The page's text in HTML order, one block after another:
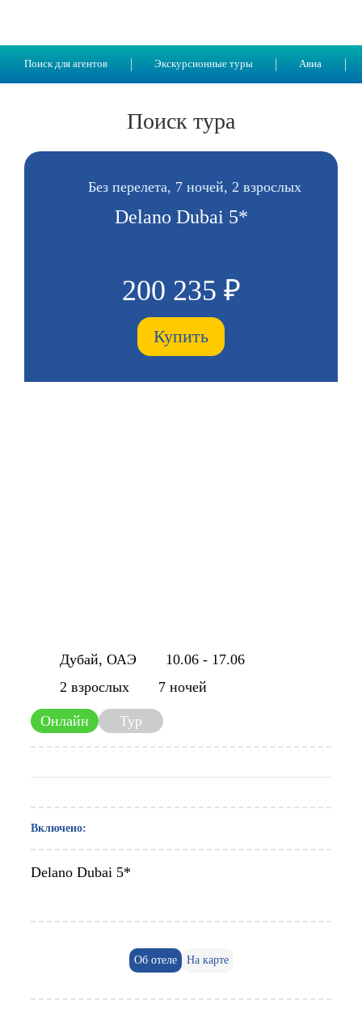
Поиск для агентов Экскурсионные туры Авиа
Поиск тура
Без перелета, 7 ночей, 2 взрослых
Delano Dubai 5*
200 235 ₽
Купить
Дубай, ОАЭ
10.06 - 17.06
2 взрослых
7 ночей
Онлайн Тур
Включено:
Delano Dubai 5*
Об отеле На карте